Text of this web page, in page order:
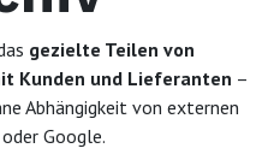
gezielte Teilen von
Kunden und Lieferanten –
Abhängigkeit von externen
Google.